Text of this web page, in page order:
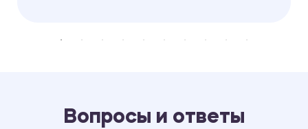
Вопросы и ответы